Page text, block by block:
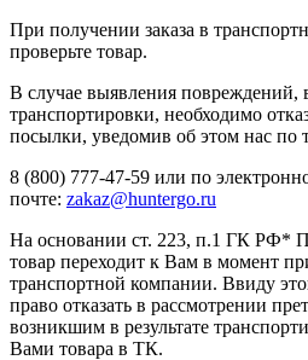
При получении заказа в
проверьте товар.
В случае выявления повреждений,
транспортировки, необходимо
посылки, уведомив об этом нас по
8 (800) 777-47-59 или по
почте: zakaz@huntergo.ru
На основании ст. 223, п.1 ГК РФ*
товар переходит к Вам в момент
транспортной компании. Ввиду
право отказать в рассмотрении
возникшим в результате
Вами товара в ТК.